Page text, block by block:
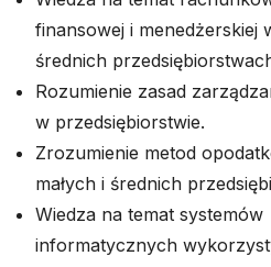
finansowej i menedżerskiej
średnich
Rozumienie zasad
w przedsiębiorstwie.
Zrozumienie metod
małych i średnich
Wiedza na temat systemów
informatycznych